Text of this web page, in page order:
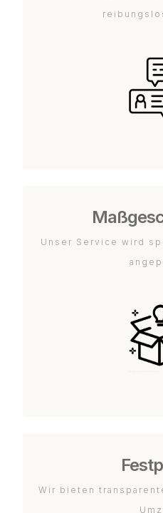
Unser Service wird
Wir bieten